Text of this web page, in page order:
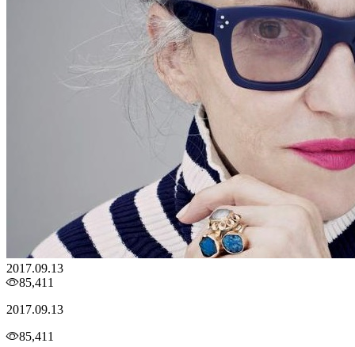
2017.09.13
85,411
2017.09.13
85,411